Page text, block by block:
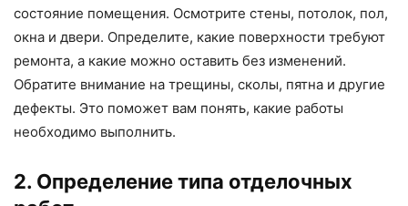
состояние помещения. Осмотрите стены, потолок, пол,
окна и двери. Определите, какие поверхности требуют
ремонта, а какие можно оставить без изменений.
Обратите внимание на трещины, сколы, пятна и другие
дефекты. Это поможет вам понять, какие работы
необходимо выполнить.
2. Определение типа отделочных